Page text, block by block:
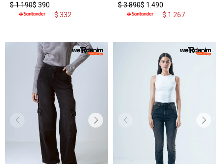
$ 390
$1.190
$ 332
$ 1.490
$3.890
$ 1.267